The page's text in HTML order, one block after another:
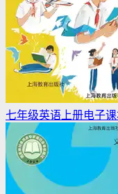
七年级英语上册电子